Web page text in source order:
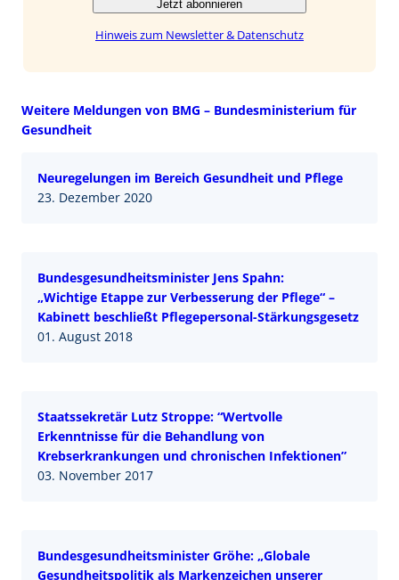
Jetzt abonnieren
Hinweis zum Newsletter & Datenschutz
Weitere Meldungen von BMG – Bundesministerium für
Gesundheit
Neuregelungen im Bereich Gesundheit und Pflege
23. Dezember 2020
Bundesgesundheitsminister Jens Spahn:
„Wichtige Etappe zur Verbesserung der Pflege“ –
Kabinett beschließt Pflegepersonal-Stärkungsgesetz
01. August 2018
Staatssekretär Lutz Stroppe: “Wertvolle
Erkenntnisse für die Behandlung von
Krebserkrankungen und chronischen Infektionen”
03. November 2017
Bundesgesundheitsminister Gröhe: „Globale
Gesundheitspolitik als Markenzeichen unserer